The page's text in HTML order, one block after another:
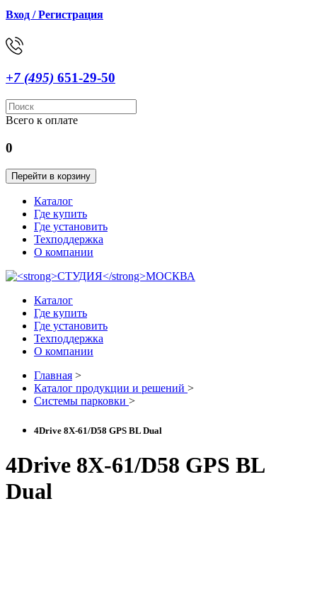
Вход / Регистрация
+7 (495) 651-29-50
Всего к оплате
0
Перейти в корзину
Каталог
Где купить
Где установить
Техподдержка
О компании
Каталог
Где купить
Где установить
Техподдержка
О компании
Главная >
Каталог продукции и решений >
Системы парковки >
4Drive 8X-61/D58 GPS BL Dual
4Drive 8X-61/D58 GPS BL
Dual